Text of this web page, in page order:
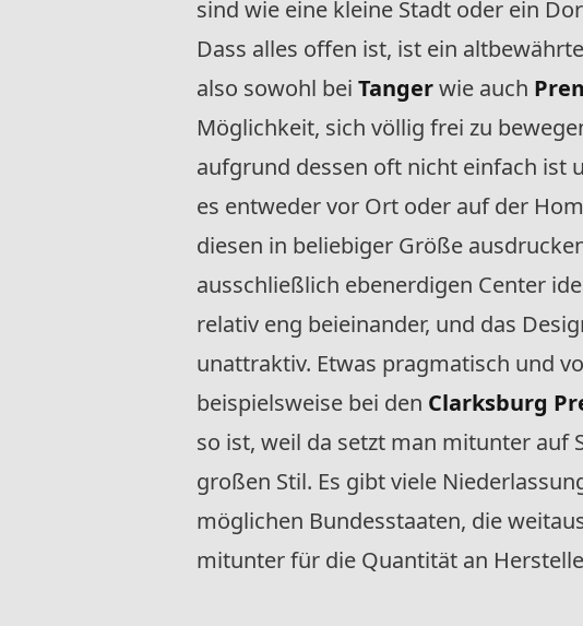
sind wie eine kleine Stadt oder ein
Dass alles offen ist, ist ein
also sowohl bei Tangerwie auch
Möglichkeit, sich völlig frei zu
aufgrund dessen oft nicht einfach ist
es entweder vor Ort oder auf der
diesen in beliebiger Größe
ausschließlich ebenerdigen Center
relativ eng beieinander, und das
unattraktiv. Etwas pragmatisch und
beispielsweise bei den Clarksburg
so ist, weil da setzt man mitunter auf
großen Stil. Es gibt viele
möglichen Bundesstaaten, die
mitunter für die Quantität an